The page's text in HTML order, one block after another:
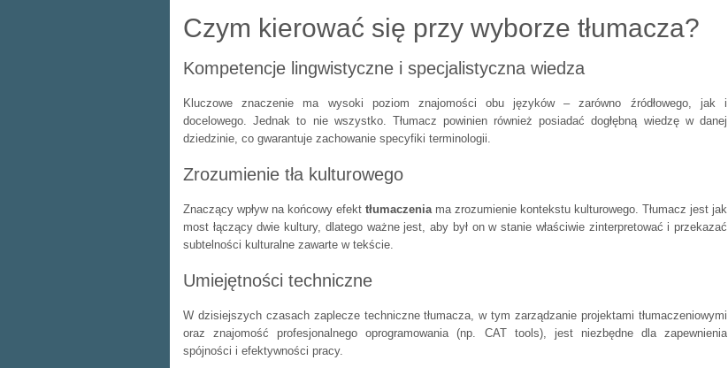
Czym kierować się przy wyborze tłumacza?
Kompetencje lingwistyczne i specjalistyczna wiedza
Kluczowe znaczenie ma wysoki poziom znajomości obu języków – zarówno źródłowego, jak i
docelowego. Jednak to nie wszystko. Tłumacz powinien również posiadać dogłębną wiedzę w danej
dziedzinie, co gwarantuje zachowanie specyfiki terminologii.
Zrozumienie tła kulturowego
Znaczący wpływ na końcowy efekt tłumaczeniama zrozumienie kontekstu kulturowego. Tłumacz jest jak
most łączący dwie kultury, dlatego ważne jest, aby był on w stanie właściwie zinterpretować i przekazać
subtelności kulturalne zawarte w tekście.
Umiejętności techniczne
W dzisiejszych czasach zaplecze techniczne tłumacza, w tym zarządzanie projektami tłumaczeniowymi
oraz znajomość profesjonalnego oprogramowania (np. CAT tools), jest niezbędne dla zapewnienia
spójności i efektywności pracy.